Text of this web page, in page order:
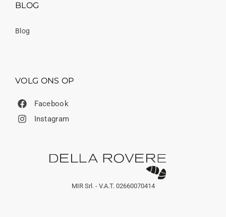
BLOG
Blog
VOLG ONS OP
Facebook
Instagram
MIR Srl. - V.A.T. 02660070414